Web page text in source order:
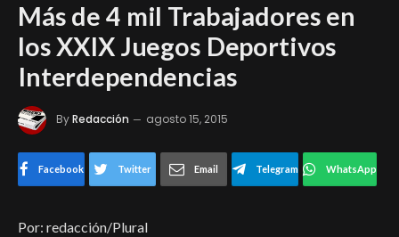
Más de 4 mil Trabajadores en
los XXIX Juegos Deportivos
Interdependencias
ByRedacción agosto 15, 2015
Facebook Twitter Email Telegram WhatsApp
Por: redacción/Plural